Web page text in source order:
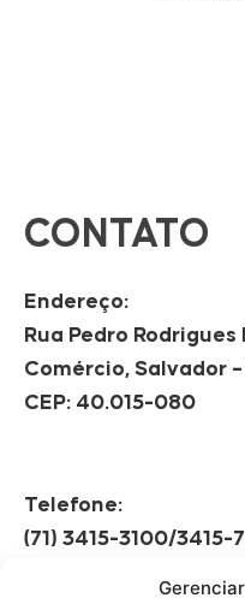
CONTATO
Endereço:
Rua Pedro Rodrigues
Comércio, Salvador –
CEP: 40.015-080
Telefone:
(71) 3415-3100/3415-
Horário de